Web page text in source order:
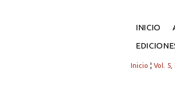
INICIO
Inicio ¦ Vol. 5,